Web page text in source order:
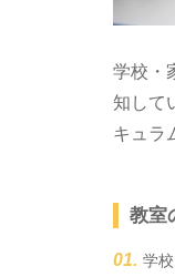
学校・
知して
キュラ
教室
学